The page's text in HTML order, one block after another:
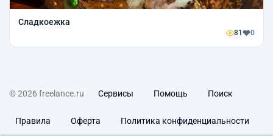
Сладкоежка
81 0
© 2026 freelance.ru Сервисы Помощь Поиск
Правила Оферта Политика конфиденциальности